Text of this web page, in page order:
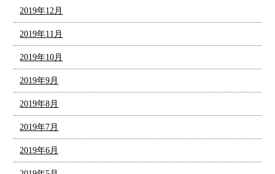
2019年12月
2019年11月
2019年10月
2019年9月
2019年8月
2019年7月
2019年6月